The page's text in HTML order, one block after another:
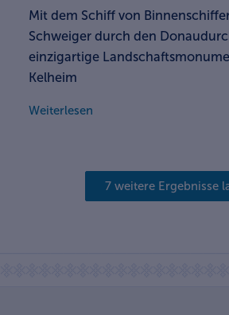
Mit dem Schiff von
Schweiger durch den
einzigartige
Kelheim
Weiterlesen
7 weitere Ergebnisse